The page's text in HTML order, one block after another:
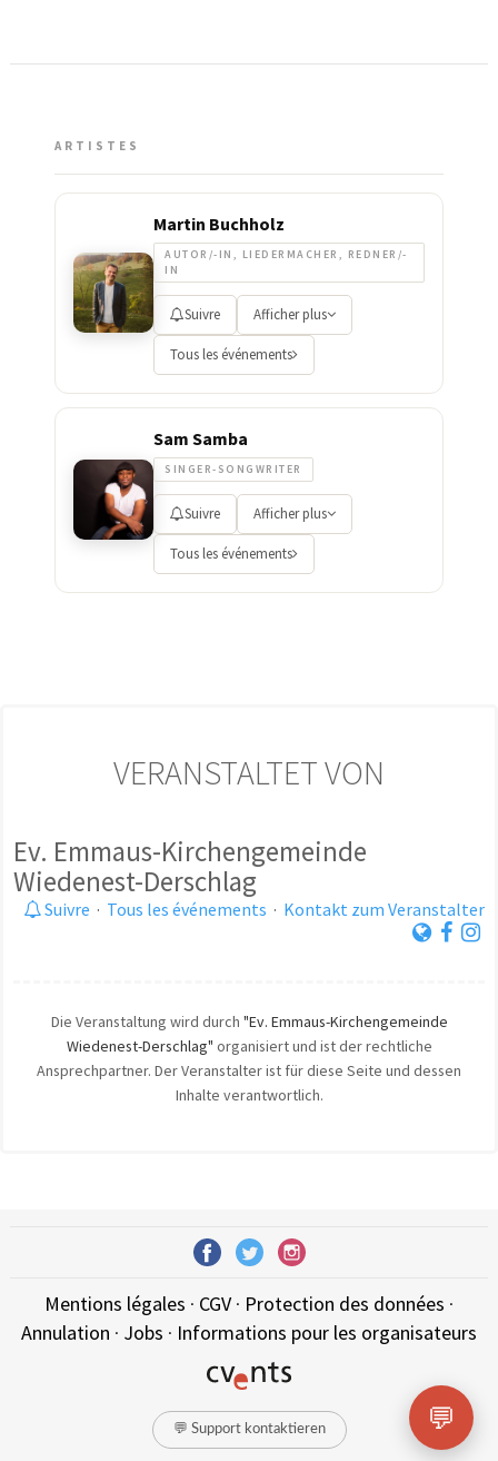
ARTISTES
Martin Buchholz
AUTOR/-IN, LIEDERMACHER, REDNER/-
IN
Suivre Afficher plus
Tous les événements
Sam Samba
SINGER-SONGWRITER
Suivre Afficher plus
Tous les événements
VERANSTALTET VON
Ev. Emmaus-Kirchengemeinde
Wiedenest-Derschlag
Suivre · Tous les événements · Kontakt zum Veranstalter
Die Veranstaltung wird durch "Ev. Emmaus-Kirchengemeinde
Wiedenest-Derschlag" organisiert und ist der rechtliche
Ansprechpartner. Der Veranstalter ist für diese Seite und dessen
Inhalte verantwortlich.
Mentions légales · CGV· Protection des données ·
Annulation · Jobs · Informations pour les organisateurs
💬 Support kontaktieren 💬